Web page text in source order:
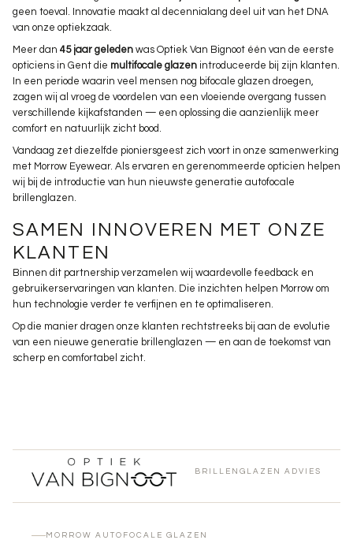
Overslaan
geen toeval. Innovatie maakt al decennialang deel uit van het DNA
van onze optiekzaak.
Meer dan 45 jaar geleden was Optiek Van Bignoot één van de eerste
opticiens in Gent die multifocale glazen introduceerde bij zijn klanten.
In een periode waarin veel mensen nog bifocale glazen droegen,
zagen wij al vroeg de voordelen van een vloeiende overgang tussen
verschillende kijkafstanden — een oplossing die aanzienlijk meer
comfort en natuurlijk zicht bood.
Vandaag zet diezelfde pioniersgeest zich voort in onze samenwerking
met Morrow Eyewear. Als ervaren en gerenommeerde opticien helpen
wij bij de introductie van hun nieuwste generatie autofocale
brillenglazen.
SAMEN INNOVEREN MET ONZE
KLANTEN
Binnen dit partnership verzamelen wij waardevolle feedback en
gebruikerservaringen van klanten. Die inzichten helpen Morrow om
hun technologie verder te verfijnen en te optimaliseren.
Op die manier dragen onze klanten rechtstreeks bij aan de evolutie
van een nieuwe generatie brillenglazen — en aan de toekomst van
scherp en comfortabel zicht.
BRILLENGLAZEN ADVIES
MORROW AUTOFOCALE GLAZEN